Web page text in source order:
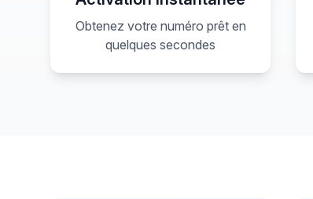
Obtenez votre numéro prêt en
quelques secondes